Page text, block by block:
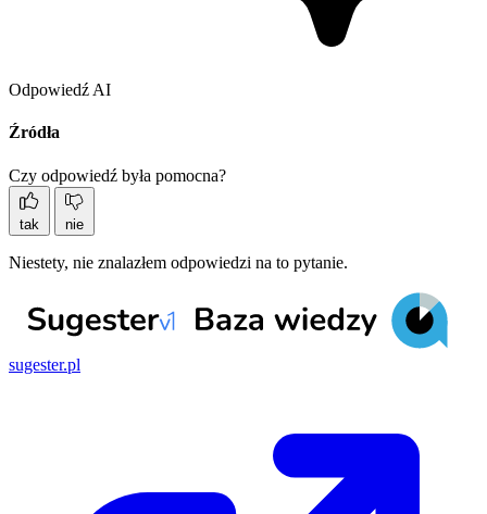
Odpowiedź AI
Źródła
Czy odpowiedź była pomocna?
tak nie
Niestety, nie znalazłem odpowiedzi na to pytanie.
sugester.pl